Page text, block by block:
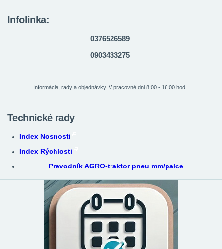
Infolinka:
0376526589
0903433275
Informácie, rady a objednávky. V pracovné dni 8:00 - 16:00 hod.
Technické rady
Index Nosnosti
Index Rýchlosti
Prevodník AGRO-traktor pneu mm/palce